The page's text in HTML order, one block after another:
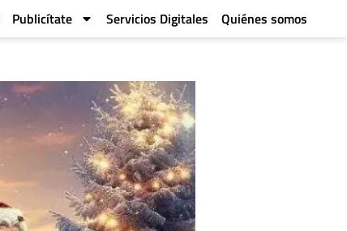
Publicítate Servicios Digitales Quiénes somos